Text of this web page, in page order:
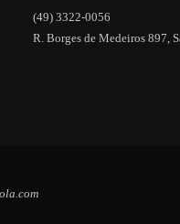
(49) 3322-0056
R. Borges de Medeiros 897,